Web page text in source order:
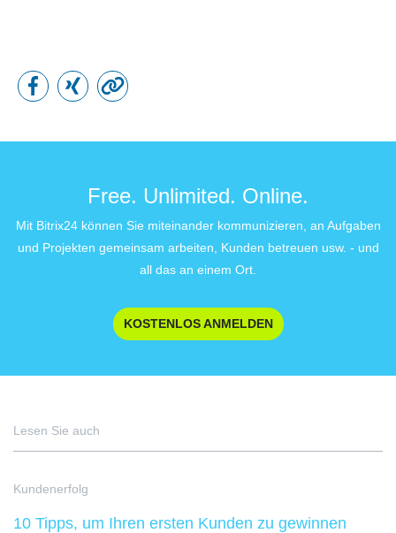
Free. Unlimited. Online.
Mit Bitrix24 können Sie miteinander kommunizieren, an Aufgaben
und Projekten gemeinsam arbeiten, Kunden betreuen usw. - und
all das an einem Ort.
KOSTENLOS ANMELDEN
Lesen Sie auch
Kundenerfolg
10 Tipps, um Ihren ersten Kunden zu gewinnen